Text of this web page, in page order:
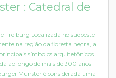
: Catedral de
Freiburg Localizada no sudoeste
na região da floresta negra, a
símbolos arquitetônicos
ao longo de mais de 300 anos
Münster é considerada uma